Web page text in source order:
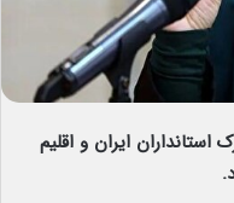
ایران و اقلیم